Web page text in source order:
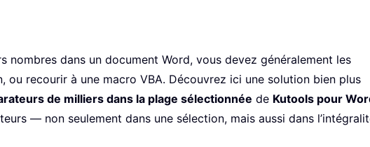
nombres dans un document Word, vous devez généralement les
ou recourir à une macro VBA. Découvrez ici une solution bien plus
de milliers dans la plage sélectionnée de Kutools pour
— non seulement dans une sélection, mais aussi dans